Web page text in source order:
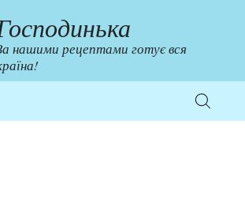
нашими рецептами готує вся